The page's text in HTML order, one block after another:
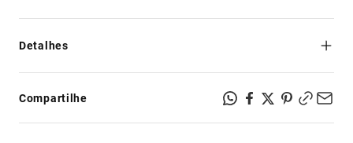
Detalhes
- Sistema de ajuste rápido com 2 tiras;
- Basta um clique para colocar e tirar;
- A tira de ajuste é feita com o mesmo material de cinto de
Compartilhe